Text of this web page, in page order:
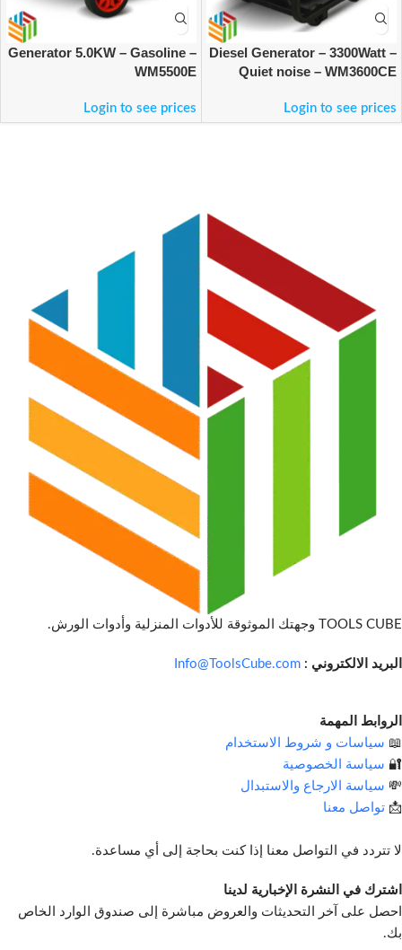
Diesel Generator – 3300Watt –
Quiet noise – WM3600CE
Login to see prices
Generator 5.0KW – Gasoline –
WM5500E
Login to see prices
TOOLS CUBE وجهتك الموثوقة للأدوات المنزلية وأدوات الورش.
البريد الالكتروني : Info@ToolsCube.com
الروابط المهمة
📖 سياسات و شروط الاستخدام
🔐 سياسة الخصوصية
💸 سياسة الارجاع والاستبدال
📩 تواصل معنا
لا تتردد في التواصل معنا إذا كنت بحاجة إلى أي مساعدة.
اشترك في النشرة الإخبارية لدينا
احصل على آخر التحديثات والعروض مباشرة إلى صندوق الوارد الخاص
بك.